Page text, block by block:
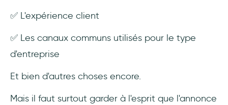
✅ L'expérience client
✅ Les canaux communs utilisés pour le type
d'entreprise
Et bien d'autres choses encore.
Mais il faut surtout garder à l'esprit que l'annonce